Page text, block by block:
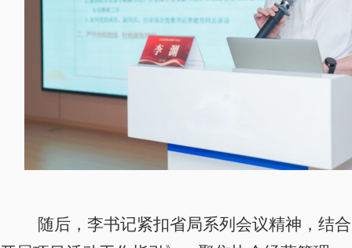
随后，李书记紧扣省局系列会议精神，结